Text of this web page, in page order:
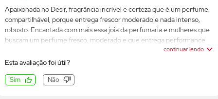
Apaixonada no Desir, fragrância incrível e certeza que é um perfume
compartilhável, porque entrega frescor moderado e nada intenso,
robusto. Encantada com mais essa joia da perfumaria e mulheres que
buscam um perfume fresco, moderado e que entrega performance
continuar lendo
Esta avaliação foi útil?
Sim Não